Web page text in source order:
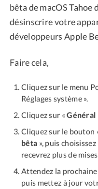
bêta de macOS Tahoe
désinscrire votre
développeurs Apple
Faire cela,
Cliquez sur le menu
Réglages système ».
Cliquez sur «Général
Cliquez sur le bouton
bêta », puis choisissez
recevrez plus de
Attendez la
puis mettez à jour